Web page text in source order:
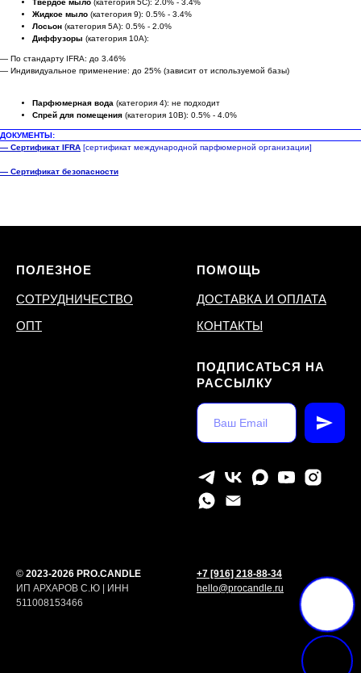
Жидкое мыло (категория 9): 0.5% - 3.4%
Лосьон (категория 5A): 0.5% - 2.0%
Диффузоры (категория 10A):
— По стандарту IFRA: до 3.46%
— Индивидуальное применение: до 25% (зависит от используемой базы)
Парфюмерная вода (категория 4): не подходит
Спрей для помещения (категория 10B): 0.5% - 4.0%
ДОКУМЕНТЫ:
— Сертификат IFRA [сертификат международной парфюмерной организации]
— Сертификат безопасности
ПОЛЕЗНОЕ
СОТРУДНИЧЕСТВО
ОПТ
ПОМОЩЬ
ДОСТАВКА И ОПЛАТА
КОНТАКТЫ
ПОДПИСАТЬСЯ НА
РАССЫЛКУ
© 2023-2026 PRO.CANDLE
ИП АРХАРОВ С.Ю | ИНН
511008153466
+7 [916] 218-88-34
hello@procandle.ru